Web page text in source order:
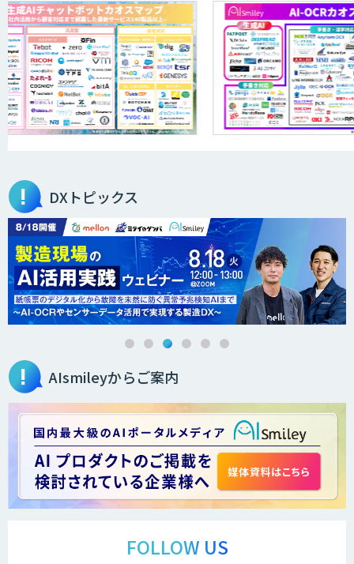
アリストルの法人向けAI研修
ELYZA Works with KDDI
医療文書作成を効率化する生成
AI「OPTiM AI ホスピタル」
オーダーメイドAI人材育成研修
Brain Plus for Sales
データ分析/AI開発/コンサルティング
DXトピックス
AIsmileyからご案内
FOLLOW US